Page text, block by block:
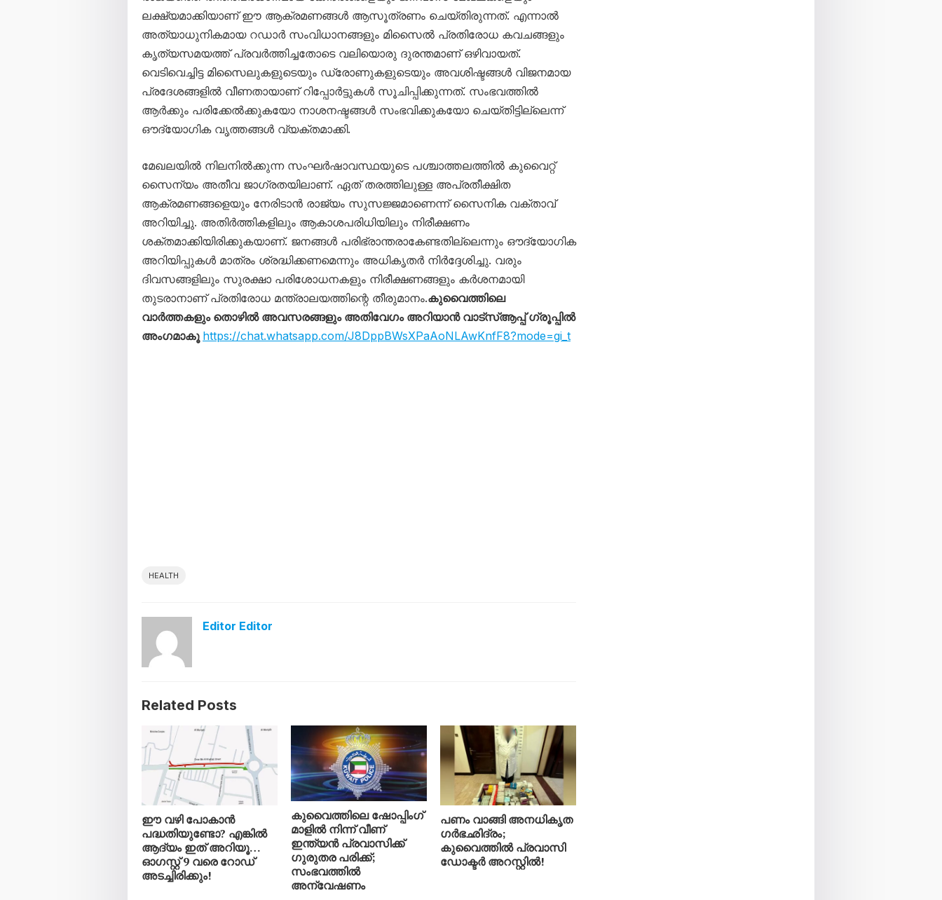
ലക്ഷ്യമാക്കിയാണ് ഈ ആക്രമണങ്ങൾ ആസൂത്രണം ചെയ്തിരുന്നത്. എന്നാൽ
അത്യാധുനികമായ റഡാർ സംവിധാനങ്ങളും മിസൈൽ പ്രതിരോധ കവചങ്ങളും
കൃത്യസമയത്ത് പ്രവർത്തിച്ചതോടെ വലിയൊരു ദുരന്തമാണ് ഒഴിവായത്.
വെടിവെച്ചിട്ട മിസൈലുകളുടെയും ഡ്രോണുകളുടെയും അവശിഷ്ടങ്ങൾ വിജനമായ
പ്രദേശങ്ങളിൽ വീണതായാണ് റിപ്പോർട്ടുകൾ സൂചിപ്പിക്കുന്നത്. സംഭവത്തിൽ
ആർക്കും പരിക്കേൽക്കുകയോ നാശനഷ്ടങ്ങൾ സംഭവിക്കുകയോ ചെയ്തിട്ടില്ലെന്ന്
ഔദ്യോഗിക വൃത്തങ്ങൾ വ്യക്തമാക്കി.
മേഖലയിൽ നിലനിൽക്കുന്ന സംഘർഷാവസ്ഥയുടെ പശ്ചാത്തലത്തിൽ കുവൈറ്റ്
സൈന്യം അതീവ ജാഗ്രതയിലാണ്. ഏത് തരത്തിലുള്ള അപ്രതീക്ഷിത
ആക്രമണങ്ങളെയും നേരിടാൻ രാജ്യം സുസജ്ജമാണെന്ന് സൈനിക വക്താവ്
അറിയിച്ചു. അതിർത്തികളിലും ആകാശപരിധിയിലും നിരീക്ഷണം
ശക്തമാക്കിയിരിക്കുകയാണ്. ജനങ്ങൾ പരിഭ്രാന്തരാകേണ്ടതില്ലെന്നും ഔദ്യോഗിക
അറിയിപ്പുകൾ മാത്രം ശ്രദ്ധിക്കണമെന്നും അധികൃതർ നിർദ്ദേശിച്ചു. വരും
ദിവസങ്ങളിലും സുരക്ഷാ പരിശോധനകളും നിരീക്ഷണങ്ങളും കർശനമായി
തുടരാനാണ് പ്രതിരോധ മന്ത്രാലയത്തിന്റെ തീരുമാനം.കുവൈത്തിലെ
വാർത്തകളും തൊഴിൽ അവസരങ്ങളും അതിവേഗം അറിയാൻ വാട്സ്ആപ്പ് ഗ്രൂപ്പിൽ
അംഗമാകൂ https://chat.whatsapp.com/J8DppBWsXPaAoNLAwKnfF8?mode=gi_t
HEALTH
Editor Editor
Related Posts
ഈ വഴി പോകാൻ
പദ്ധതിയുണ്ടോ? എങ്കിൽ
ആദ്യം ഇത് അറിയൂ…
ഓഗസ്റ്റ് 9 വരെ റോഡ്
അടച്ചിരിക്കും!
കുവൈത്തിലെ ഷോപ്പിംഗ്
മാളിൽ നിന്ന് വീണ്
ഇന്ത്യൻ പ്രവാസിക്ക്
ഗുരുതര പരിക്ക്;
സംഭവത്തിൽ
അന്വേഷണം
പണം വാങ്ങി അനധികൃത
ഗർഭഛിദ്രം;
കുവൈത്തിൽ പ്രവാസി
ഡോക്ടർ അറസ്റ്റിൽ!